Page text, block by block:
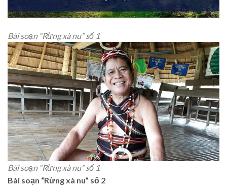
Bài soạn “Rừng xà nu” số 1
Bài soạn “Rừng xà nu” số 1
Bài soạn “Rừng xà nu” số 2